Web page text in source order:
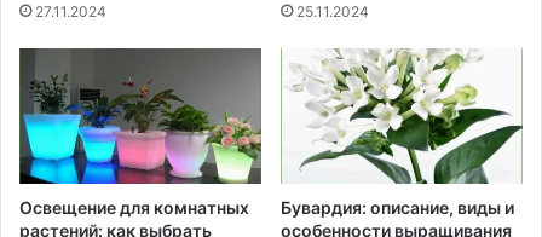
27.11.2024 25.11.2024
Освещение для комнатных
растений: как выбрать
Бувардия: описание, виды и
особенности выращивания